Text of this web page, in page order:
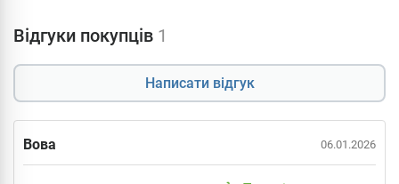
Відгуки покупців 1
Написати відгук
Вова 06.01.2026